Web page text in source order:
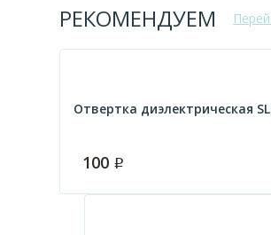
РЕКОМЕНДУЕМ
Отвертка диэлектрическая
100 Р